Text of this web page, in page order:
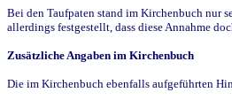
Bei den Taufpaten stand im Kirchenbuch nur
allerdings festgestellt, dass diese Annahme
Zusätzliche Angaben im Kirchenbuch
Die im Kirchenbuch ebenfalls aufgeführten